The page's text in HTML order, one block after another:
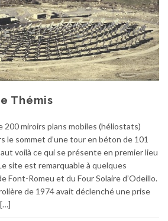
Thémis
200 miroirs plans mobiles (héliostats)
le sommet d’une tour en béton de 101
voilà ce qui se présente en premier lieu
site est remarquable à quelques
Font-Romeu et du Four Solaire d’Odeillo.
de 1974 avait déclenché une prise